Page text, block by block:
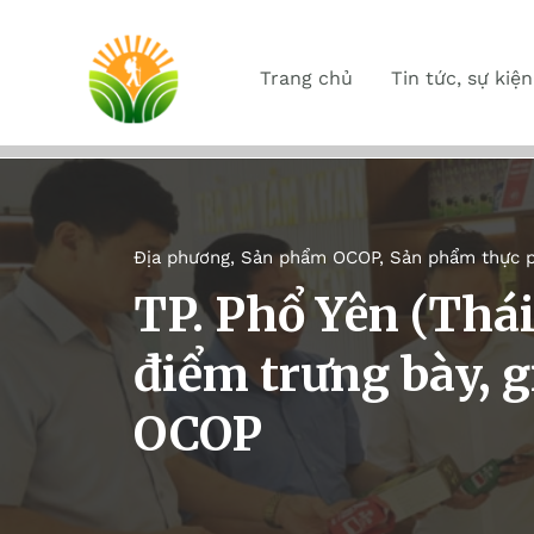
Trang chủ Tin tức, sự kiện
Địa phương, Sản phẩm OCOP, Sản phẩm thực
TP. Phổ Yên
điểm trưng bày,
OCOP